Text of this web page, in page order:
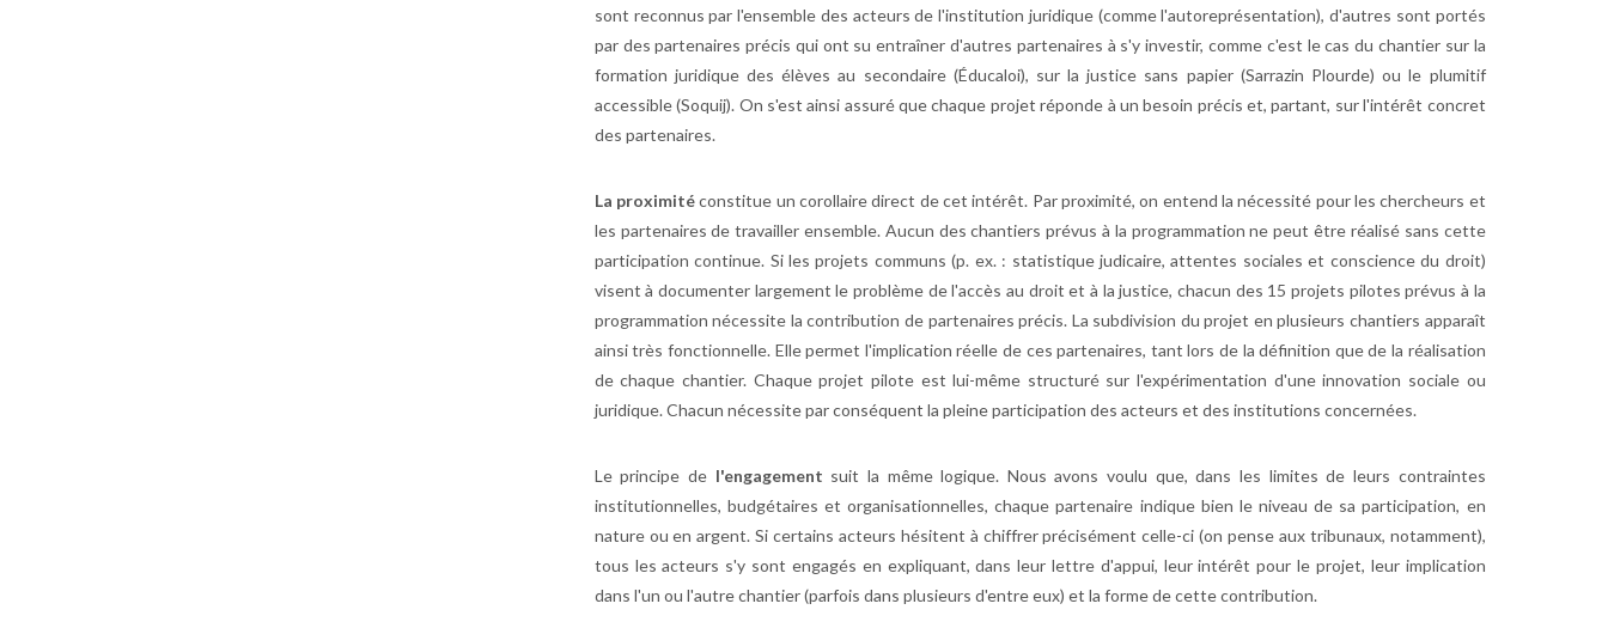
sont reconnus par l'ensemble des acteurs de l'institution juridique (comme l'autoreprésentation), d'autres sont portés
par des partenaires précis qui ont su entraîner d'autres partenaires à s'y investir, comme c'est le cas du chantier sur la
formation juridique des élèves au secondaire (Éducaloi), sur la justice sans papier (Sarrazin Plourde) ou le plumitif
accessible (Soquij). On s'est ainsi assuré que chaque projet réponde à un besoin précis et, partant, sur l'intérêt concret
des partenaires.
La proximitéconstitue un corollaire direct de cet intérêt. Par proximité, on entend la nécessité pour les chercheurs et
les partenaires de travailler ensemble. Aucun des chantiers prévus à la programmation ne peut être réalisé sans cette
participation continue. Si les projets communs (p. ex. : statistique judicaire, attentes sociales et conscience du droit)
visent à documenter largement le problème de l'accès au droit et à la justice, chacun des 15 projets pilotes prévus à la
programmation nécessite la contribution de partenaires précis. La subdivision du projet en plusieurs chantiers apparaît
ainsi très fonctionnelle. Elle permet l'implication réelle de ces partenaires, tant lors de la définition que de la réalisation
de chaque chantier. Chaque projet pilote est lui-même structuré sur l'expérimentation d'une innovation sociale ou
juridique. Chacun nécessite par conséquent la pleine participation des acteurs et des institutions concernées.
Le principe de l'engagement suit la même logique. Nous avons voulu que, dans les limites de leurs contraintes
institutionnelles, budgétaires et organisationnelles, chaque partenaire indique bien le niveau de sa participation, en
nature ou en argent. Si certains acteurs hésitent à chiffrer précisément celle-ci (on pense aux tribunaux, notamment),
tous les acteurs s'y sont engagés en expliquant, dans leur lettre d'appui, leur intérêt pour le projet, leur implication
dans l'un ou l'autre chantier (parfois dans plusieurs d'entre eux) et la forme de cette contribution.